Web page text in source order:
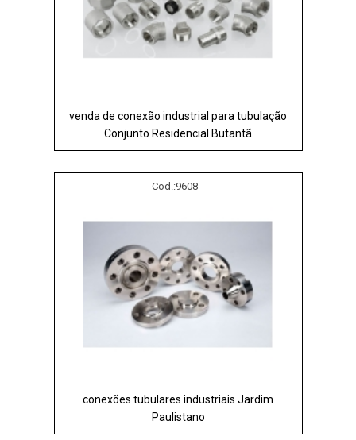
venda de conexão industrial para tubulação
Conjunto Residencial Butantã
Cod.:9608
conexões tubulares industriais Jardim
Paulistano